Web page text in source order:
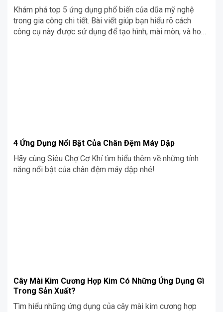
Khám phá top 5 ứng dụng phổ biến của dũa mỹ nghệ
trong gia công chi tiết. Bài viết giúp bạn hiểu rõ cách
công cụ này được sử dụng để tạo hình, mài mòn, và hoàn
4 Ứng Dụng Nổi Bật Của Chân Đệm Máy Dập
Hãy cùng Siêu Chợ Cơ Khí tìm hiểu thêm về những tính
năng nổi bật của chân đệm máy dập nhé!
Cây Mài Kim Cương Hợp Kim Có Những Ứng Dụng Gì
Trong Sản Xuất?
Tìm hiểu những ứng dụng của cây mài kim cương hợp